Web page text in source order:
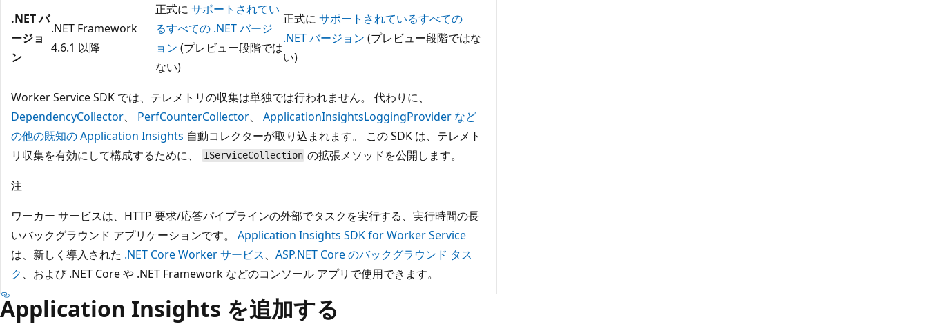
.NET バ
ージョ
ン
.NET Framework
4.6.1 以降
正式に サポートされてい
るすべての .NET バージ
ョン (プレビュー段階では
ない)
正式に サポートされているすべての
.NET バージョン (プレビュー段階ではな
い)
Worker Service SDK では、テレメトリの収集は単独では行われません。 代わりに、
DependencyCollector、 PerfCounterCollector、 ApplicationInsightsLoggingProvider など
の他の既知の Application Insights 自動コレクターが取り込まれます。 この SDK は、テレメト
リ収集を有効にして構成するために、
IServiceCollection の拡張メソッドを公開します。
注
ワーカー サービスは、HTTP 要求/応答パイプラインの外部でタスクを実行する、実行時間の長
いバックグラウンド アプリケーションです。 Application Insights SDK for Worker Service
は、新しく導入された .NET Core Worker サービス、 ASP.NET Core のバックグラウンド タス
ク、および .NET Core や .NET Framework などのコンソール アプリで使用できます。
Application Insights を追加する